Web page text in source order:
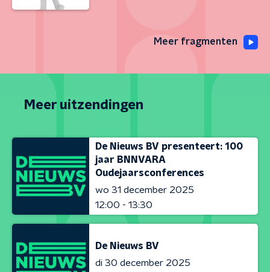
Meer fragmenten
Meer uitzendingen
De Nieuws BV presenteert: 100
jaar BNNVARA
Oudejaarsconferences
wo 31 december 2025
12:00 - 13:30
De Nieuws BV
di 30 december 2025